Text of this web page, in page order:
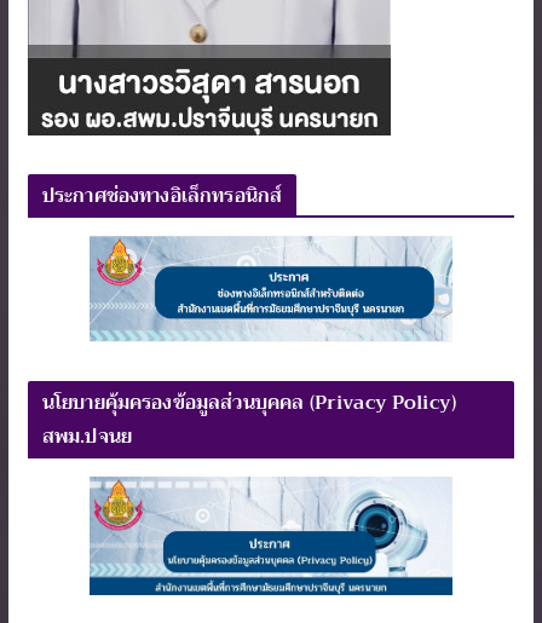
ประกาศช่องทางอิเล็กทรอนิกส์
นโยบายคุ้มครองข้อมูลส่วนบุคคล (Privacy Policy)
สพม.ปจนย